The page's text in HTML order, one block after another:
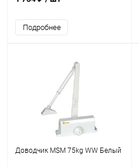
Подробнее
Доводчик MSM 75kg WW Белый